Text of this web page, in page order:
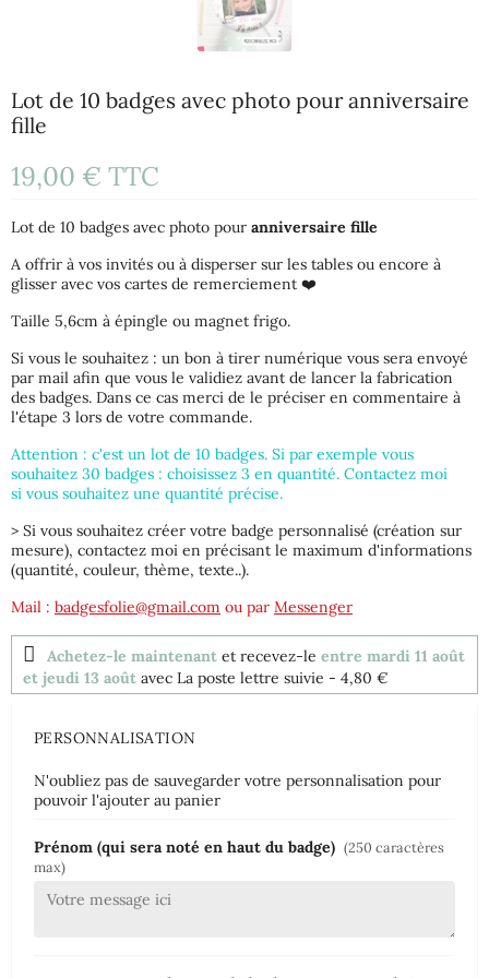
Lot de 10 badges avec photo pour anniversaire
fille
19,00 € TTC
Lot de 10 badges avec photo pour anniversaire fille
A offrir à vos invités ou à disperser sur les tables ou encore à
glisser avec vos cartes de remerciement ❤️
Taille 5,6cm à épingle ou magnet frigo.
Si vous le souhaitez : un bon à tirer numérique vous sera envoyé
par mail afin que vous le validiez avant de lancer la fabrication
des badges. Dans ce cas merci de le préciser en commentaire à
l'étape 3 lors de votre commande.
Attention : c'est un lot de 10 badges. Si par exemple vous
souhaitez 30 badges : choisissez 3 en quantité. Contactez moi
si vous souhaitez une quantité précise.
> Si vous souhaitez créer votre badge personnalisé (création sur
mesure), contactez moi en précisant le maximum d'informations
(quantité, couleur, thème, texte..).
Mail : badgesfolie@gmail.com ou par Messenger
Achetez-le maintenant et recevez-le entre mardi 11 août
et jeudi 13 août avec La poste lettre suivie - 4,80 €
PERSONNALISATION
N'oubliez pas de sauvegarder votre personnalisation pour
pouvoir l'ajouter au panier
Prénom (qui sera noté en haut du badge) (250 caractères
max)